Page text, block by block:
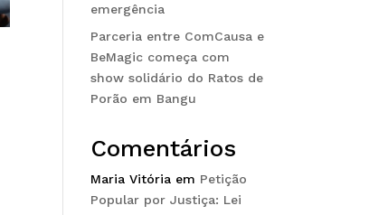
emergência
Parceria entre ComCausa e
BeMagic começa com
show solidário do Ratos de
Porão em Bangu
Comentários
Maria Vitória em Petição
Popular por Justiça: Lei